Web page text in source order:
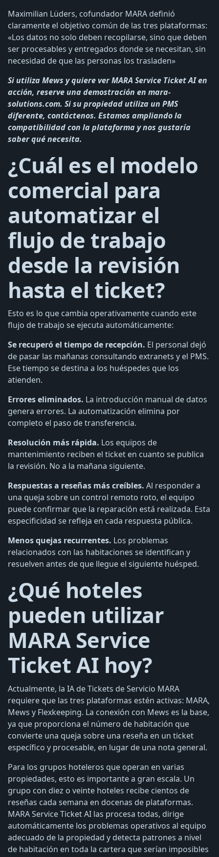
Maximilian Lüders, cofundador MARA definió
claramente el objetivo común de las tres plataformas:
«Los datos no solo deben recopilarse, sino que deben
ser procesables y entregados donde se necesitan, sin
necesidad de que las personas los trasladen»
Si utiliza Mews y quiere ver MARA Service Ticket AI en
acción, reserve una demostración en mara-
solutions.com. Si su propiedad utiliza un PMS
diferente, contáctenos. Estamos ampliando la
compatibilidad con la plataforma y nos gustaría
saber qué necesita.
¿Cuál es el modelo
comercial para
automatizar el
flujo de trabajo
desde la revisión
hasta el ticket?
Esto es lo que cambia operativamente cuando este
flujo de trabajo se ejecuta automáticamente:
Se recuperó el tiempo de recepción. El personal dejó
de pasar las mañanas consultando extranets y el PMS.
Ese tiempo se destina a los huéspedes que los
atienden.
Errores eliminados. La introducción manual de datos
genera errores. La automatización elimina por
completo el paso de transferencia.
Resolución más rápida. Los equipos de
mantenimiento reciben el ticket en cuanto se publica
la revisión. No a la mañana siguiente.
Respuestas a reseñas más creíbles. Al responder a
una queja sobre un control remoto roto, el equipo
puede confirmar que la reparación está realizada. Esta
especificidad se refleja en cada respuesta pública.
Menos quejas recurrentes. Los problemas
relacionados con las habitaciones se identifican y
resuelven antes de que llegue el siguiente huésped.
¿Qué hoteles
pueden utilizar
MARA Service
Ticket AI hoy?
Actualmente, la IA de Tickets de Servicio MARA
requiere que las tres plataformas estén activas: MARA,
Mews y Flexkeeping. La conexión con Mews es la base,
ya que proporciona el número de habitación que
convierte una queja sobre una reseña en un ticket
específico y procesable, en lugar de una nota general.
Para los grupos hoteleros que operan en varias
propiedades, esto es importante a gran escala. Un
grupo con diez o veinte hoteles recibe cientos de
reseñas cada semana en docenas de plataformas.
MARA Service Ticket AI las procesa todas, dirige
automáticamente los problemas operativos al equipo
adecuado de la propiedad y detecta patrones a nivel
de habitación en toda la cartera que serían imposibles